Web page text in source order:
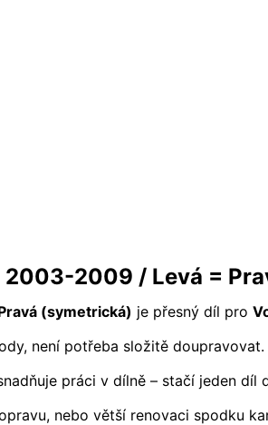
2009 / Levá =
(symetrická) je přesný díl pro
není potřeba složitě
práci v dílně – stačí jeden
nebo větší renovaci spodku